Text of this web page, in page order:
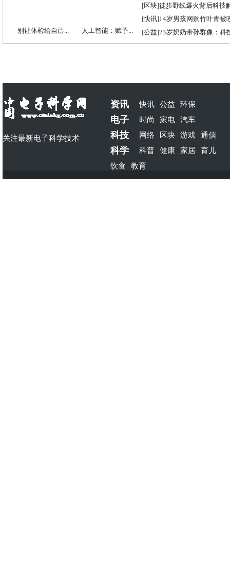
别让体检给自己... 人工智能：赋予...
[区块]徒步野线爆火背后科技
[快讯]14岁男孩网购竹叶青被
[公益]73岁奶奶带孙群像：科
关注最新电子科学技术
资讯 快讯 公益 环保
电子 时尚 家电 汽车
科技 网络 区块 游戏 通信
科学 科普 健康 家居 育儿
饮食 教育